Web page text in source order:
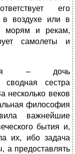
его
в воздухе или в
морям и рекам,
самолеты и
– дочь
сводная сестра
несколько веков
философия
важнейшие
бытия и,
их, ибо задача
предоставлять